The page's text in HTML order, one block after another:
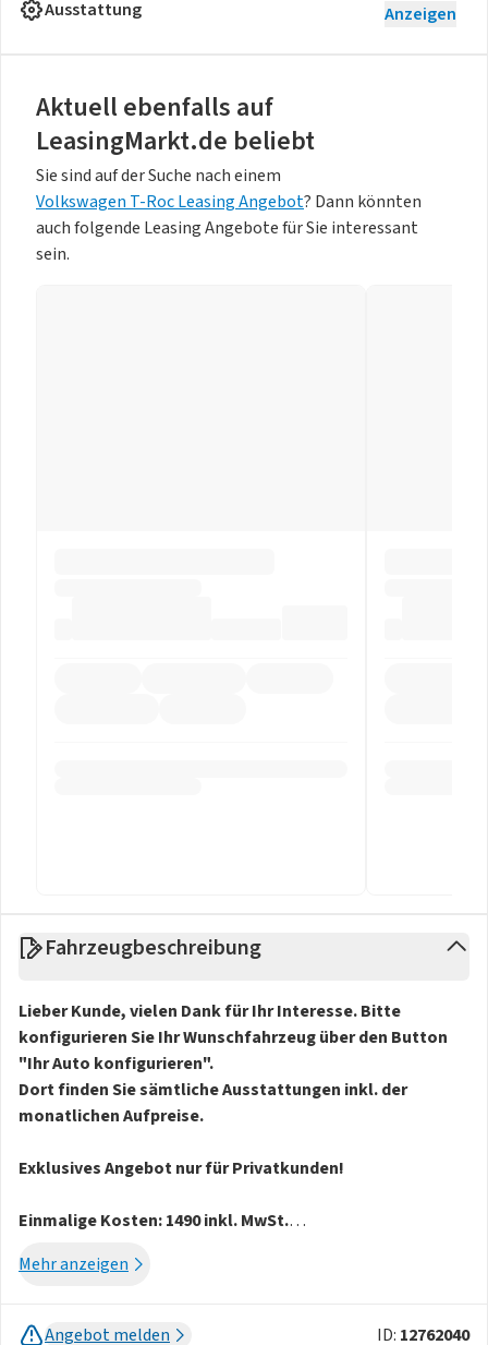
Ausstattung Anzeigen
Aktuell ebenfalls auf
LeasingMarkt.de beliebt
Sie sind auf der Suche nach einem
Volkswagen T-Roc Leasing Angebot? Dann könnten
auch folgende Leasing Angebote für Sie interessant
sein.
Fahrzeugbeschreibung
Lieber Kunde, vielen Dank für Ihr Interesse. Bitte
konfigurieren Sie Ihr Wunschfahrzeug über den Button
"Ihr Auto konfigurieren".
Dort finden Sie sämtliche Ausstattungen inkl. der
monatlichen Aufpreise.
Exklusives Angebot nur für Privatkunden!
Einmalige Kosten: 1490 inkl. MwSt.
Lieferzeit ca. 7 Monate ab Bestellung
Abholung: Wolfsburg
Mehr anzeigen
Angebot melden ID: 12762040